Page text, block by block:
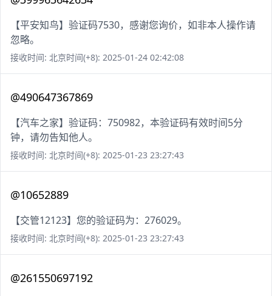
【平安知鸟】验证码7530，感谢您询价，如非本人操作请
忽略。
接收时间: 北京时间(+8): 2025-01-24 02:42:08
@490647367869
【汽车之家】验证码：750982，本验证码有效时间5分
钟，请勿告知他人。
接收时间: 北京时间(+8): 2025-01-23 23:27:43
@10652889
【交管12123】您的验证码为：276029。
接收时间: 北京时间(+8): 2025-01-23 23:27:43
@261550697192